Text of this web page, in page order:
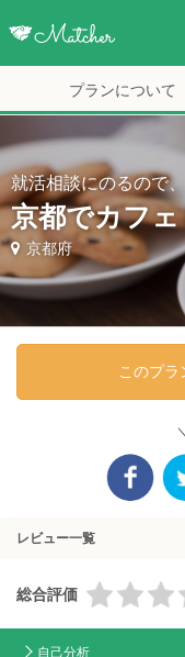
プランについて
就活相談にのるので、
京都でカフ
京都府
このプラ
レビュー一覧
総合評価
自己分析